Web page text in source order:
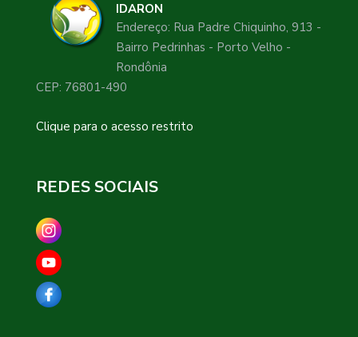
IDARON
Endereço: Rua Padre Chiquinho, 913 -
Bairro Pedrinhas - Porto Velho -
Rondônia
CEP: 76801-490
Clique para o acesso restrito
REDES SOCIAIS